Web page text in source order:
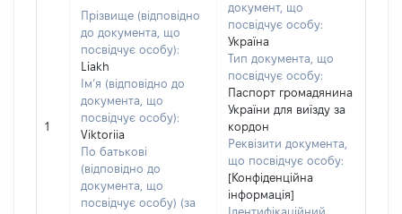
1
Прізвище (відповідно
до документа, що
посвідчує особу):
Liakh
Ім’я (відповідно до
документа, що
посвідчує особу):
Viktoriia
По батькові
(відповідно до
документа, що
посвідчує особу) (за
документ, що
посвідчує особу:
Україна
Тип документа, що
посвідчує особу:
Паспорт громадянина
України для виїзду за
кордон
Реквізити документа,
що посвідчує особу:
[Конфіденційна
інформація]
Ідентифікаційний